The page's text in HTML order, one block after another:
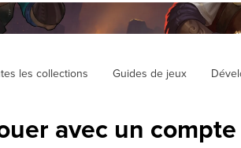
les collections Guides de jeux
avec un